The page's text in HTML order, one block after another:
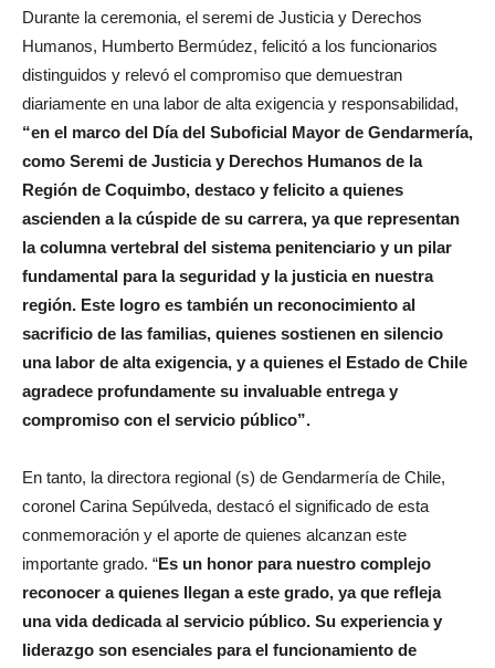
Durante la ceremonia, el seremi de Justicia y Derechos
Humanos, Humberto Bermúdez, felicitó a los funcionarios
distinguidos y relevó el compromiso que demuestran
diariamente en una labor de alta exigencia y responsabilidad,
“en el marco del Día del Suboficial Mayor de Gendarmería,
como Seremi de Justicia y Derechos Humanos de la
Región de Coquimbo, destaco y felicito a quienes
ascienden a la cúspide de su carrera, ya que representan
la columna vertebral del sistema penitenciario y un pilar
fundamental para la seguridad y la justicia en nuestra
región. Este logro es también un reconocimiento al
sacrificio de las familias, quienes sostienen en silencio
una labor de alta exigencia, y a quienes el Estado de Chile
agradece profundamente su invaluable entrega y
compromiso con el servicio público”.
En tanto, la directora regional (s) de Gendarmería de Chile,
coronel Carina Sepúlveda, destacó el significado de esta
conmemoración y el aporte de quienes alcanzan este
importante grado. “Es un honor para nuestro complejo
reconocer a quienes llegan a este grado, ya que refleja
una vida dedicada al servicio público. Su experiencia y
liderazgo son esenciales para el funcionamiento de